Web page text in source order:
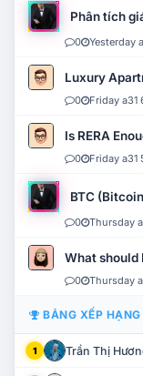
Phân tích
0 Yesterday
Luxury
0 Friday a31
Is RERA
0 Friday a31
BTC
0 Thursday
What should
0 Thursday
BẢNG XẾP HẠNG
1 Trần Thị